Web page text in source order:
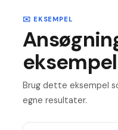
✉️ EKSEMPEL
eksempel
Brug dette eksempel
egne resultater.